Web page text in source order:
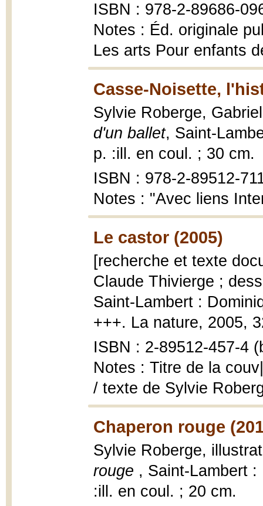
ISBN : 978-2-89686-
Notes : Éd. originale
Les arts Pour enfants
Casse-Noisette,
Sylvie Roberge,
d'un ballet, Saint-
p. :ill. en coul. ; 30 cm.
ISBN : 978-2-89512-
Notes : "Avec liens
Le castor (2005)
[recherche et texte
Claude Thivierge ;
Saint-Lambert :
+++. La nature, 2005,
ISBN : 2-89512-457-4
Notes : Titre de la
/ texte de Sylvie
Chaperon rouge
Sylvie Roberge,
rouge , Saint-Lambert
:ill. en coul. ; 20 cm.